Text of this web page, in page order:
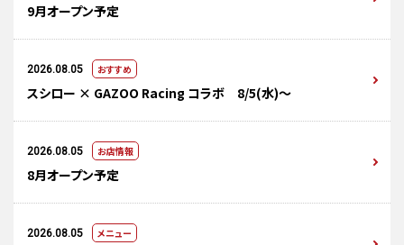
9月オープン予定
2026.08.05 おすすめ
スシロー × GAZOO Racing コラボ 8/5(水)～
2026.08.05 お店情報
8月オープン予定
2026.08.05 メニュー